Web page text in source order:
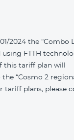
2024 the “Combo
FTTH
this tariff plan will
“Cosmo 2
tariff plans, please